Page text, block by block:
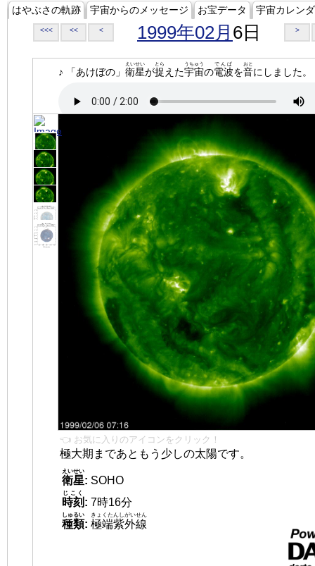
はやぶさの軌跡 宇宙からのメッセージ お宝データ 宇宙カレン
<<< << < 1999年02月 6日 >
♪ 「あけぼの」 衛星
えいせい
が捉
とら
えた宇宙
うちゅう
の電波
でんぱ
を音
おと
にしました。
👈 お気に入りのアイコンをクリック！
極大期まであともう少しの太陽です。
衛星
えいせい
: SOHO
時刻
じこく
: 7時16分
種類
しゅるい
: 極端紫外線
きょくたんしがいせん